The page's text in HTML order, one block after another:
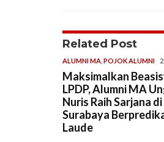
Related Post
ALUMNI MA POJOK ALUMNI
Maksimalkan
LPDP, Alumni MA
Nuris Raih Sarjana di
Surabaya
Laude